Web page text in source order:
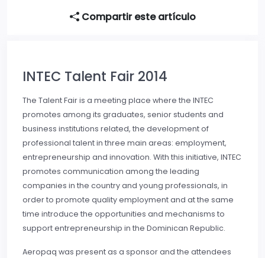
Compartir este artículo
INTEC Talent Fair 2014
The Talent Fair is a meeting place where the INTEC
promotes among its graduates, senior students and
business institutions related, the development of
professional talent in three main areas: employment,
entrepreneurship and innovation. With this initiative, INTEC
promotes communication among the leading
companies in the country and young professionals, in
order to promote quality employment and at the same
time introduce the opportunities and mechanisms to
support entrepreneurship in the Dominican Republic.
Aeropaq was present as a sponsor and the attendees